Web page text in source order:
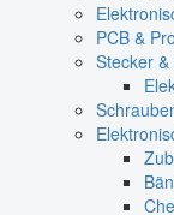
PCB &
Stecker